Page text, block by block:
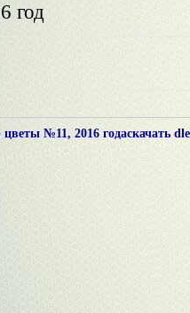
год
№11, 2016 годаскачать